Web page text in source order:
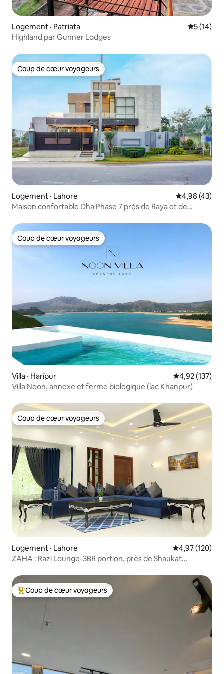
Logement · Patriata Note
5 (14)
Highland par Gunner Lodges
Coup de cœur voyageurs
Coup de cœur voyageurs
Logement · Lahore Note
4,98 (43)
Maison confortable Dha Phase 7 près de Raya et de
Coup de cœur voyageurs
Coup de cœur voyageurs
Villa · Harīpur Note
4,92 (137)
Villa Noon, annexe et ferme biologique (lac Khanpur)
Coup de cœur voyageurs
Coup de cœur voyageurs
Logement · Lahore Note
4,97 (120)
ZAHA : Razi Lounge-3BR portion, près de Shaukat
Coup de cœur voyageurs parmi les plus aimés
Coup de cœur voyageurs